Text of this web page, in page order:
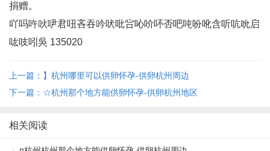
捐赠‌。
吖吗吘吙吚君吜吝吞吟吠吡吢吣吤吥否吧吨吩吪含听吭吮启
吰吱吲吳 135020
上一篇：】杭州哪里可以供卵怀孕-供卵杭州周边
下一篇：☆杭州那个地方能供卵怀孕-供卵杭州地区
相关阅读